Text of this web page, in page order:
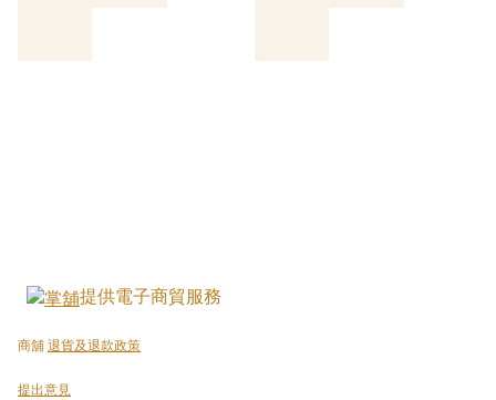
提供電子商貿服務
商舖 退貨及退款政策
提出意見